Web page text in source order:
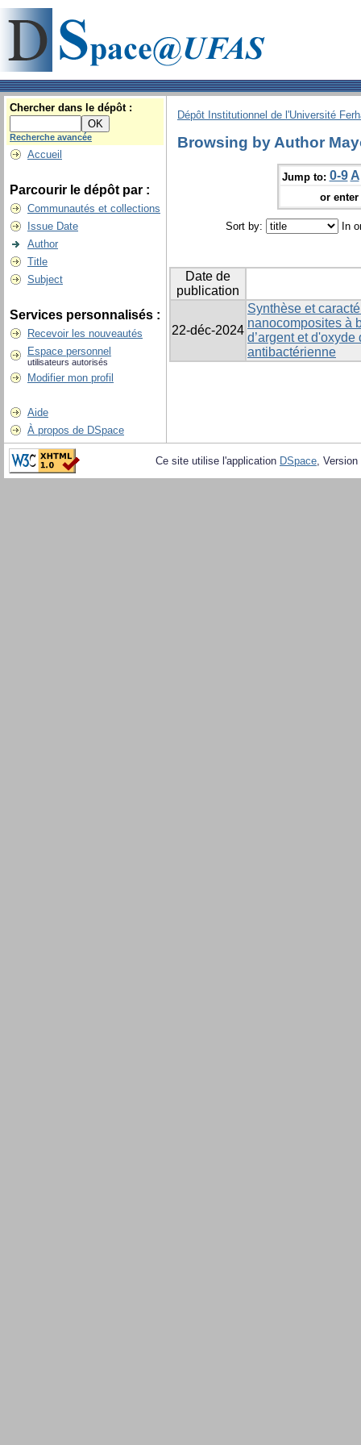
Chercher dans le dépôt :
Recherche avancée
Accueil
Parcourir le dépôt par :
Communautés et collections
Issue Date
Author
Title
Subject
Services personnalisés :
Recevoir les nouveautés
Espace personnel
utilisateurs autorisés
Modifier mon profil
Aide
À propos de DSpace
Dépôt Institutionnel de l'Université
Browsing by Author
Jump to: 0-9 A
or
Sort by: In
Date de
publication
22-déc-2024
Synthèse et
nanocomposites à
d’argent et
antibactérienne
Ce site utilise l'application DSpace,